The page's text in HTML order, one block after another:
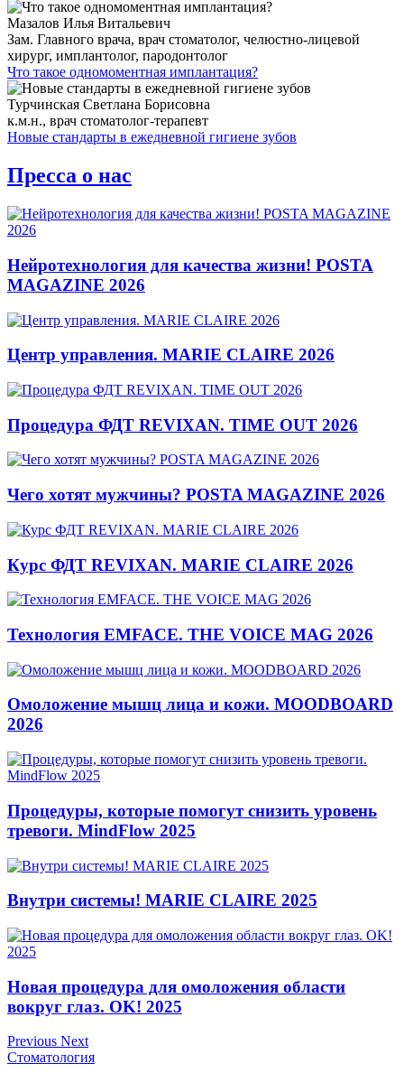
Мазалов Илья Витальевич
Зам. Главного врача, врач стоматолог, челюстно-лицевой
хирург, имплантолог, пародонтолог
Что такое одномоментная имплантация?
Турчинская Светлана Борисовна
к.м.н., врач стоматолог-терапевт
Новые стандарты в ежедневной гигиене зубов
Пресса о нас
Нейротехнология для качества жизни! POSTA
MAGAZINE 2026
Центр управления. MARIE CLAIRE 2026
Процедура ФДТ REVIXAN. TIME OUT 2026
Чего хотят мужчины? POSTA MAGAZINE 2026
Курс ФДТ REVIXAN. MARIE CLAIRE 2026
Технология EMFACE. THE VOICE MAG 2026
Омоложение мышц лица и кожи. MOODBOARD
2026
Процедуры, которые помогут снизить уровень
тревоги. MindFlow 2025
Внутри системы! MARIE CLAIRE 2025
Новая процедура для омоложения области
вокруг глаз. OK! 2025
Previous Next
Стоматология